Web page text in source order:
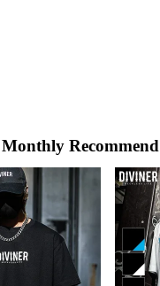
Monthly Recommend